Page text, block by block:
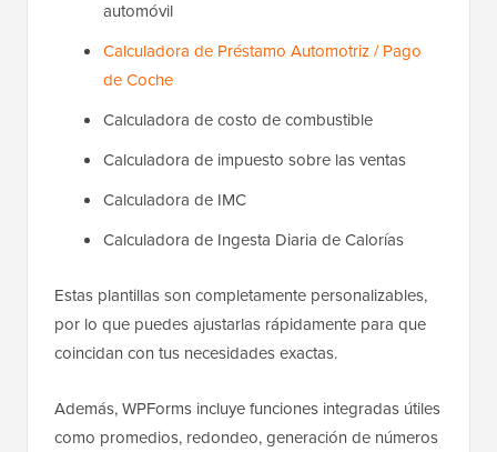
automóvil
Calculadora de Préstamo Automotriz / Pago
de Coche
Calculadora de costo de combustible
Calculadora de impuesto sobre las ventas
Calculadora de IMC
Calculadora de Ingesta Diaria de Calorías
Estas plantillas son completamente personalizables,
por lo que puedes ajustarlas rápidamente para que
coincidan con tus necesidades exactas.
Además, WPForms incluye funciones integradas útiles
como promedios, redondeo, generación de números